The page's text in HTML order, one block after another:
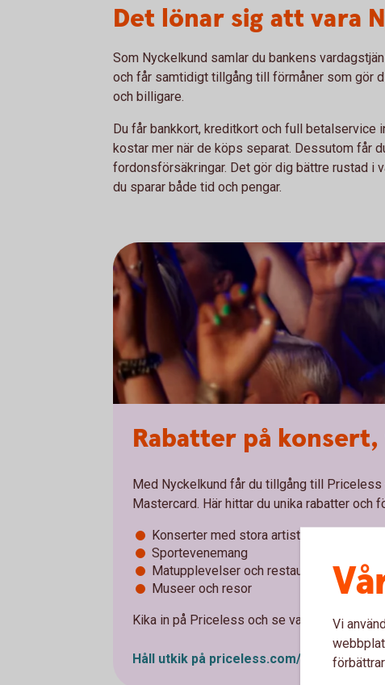
Det lönar sig att vara
Som Nyckelkund samlar du bankens
och får samtidigt tillgång till förmåner som gör
och billigare.
Du får bankkort, kreditkort och full betalservice
kostar mer när de köps separat. Dessutom får
fordonsförsäkringar. Det gör dig bättre rustad i
du sparar både tid och pengar.
Rabatter på
Med Nyckelkund får du tillgång till
Mastercard. Här hittar du unika rabatter och
Konserter med stora artister
Sportevenemang
Matupplevelser och restauranger
Museer och resor
Kika in på Priceless och se vad som väntar
Håll utkik på priceless.com/swedbank
Vi